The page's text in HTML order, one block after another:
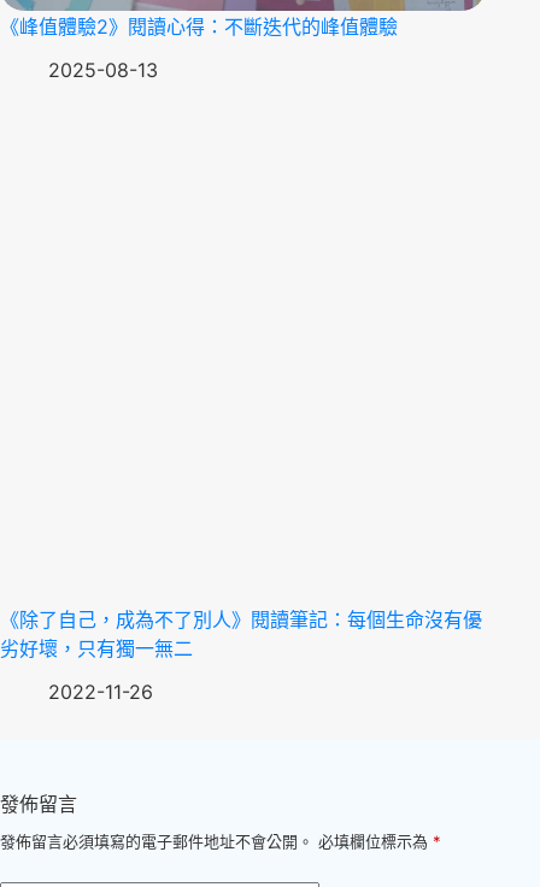
《峰值體驗2》閱讀心得：不斷迭代的峰值體驗
2025-08-13
《除了自己，成為不了別人》閱讀筆記：每個生命沒有優
劣好壞，只有獨一無二
2022-11-26
發佈留言
發佈留言必須填寫的電子郵件地址不會公開。 必填欄位標示為 *